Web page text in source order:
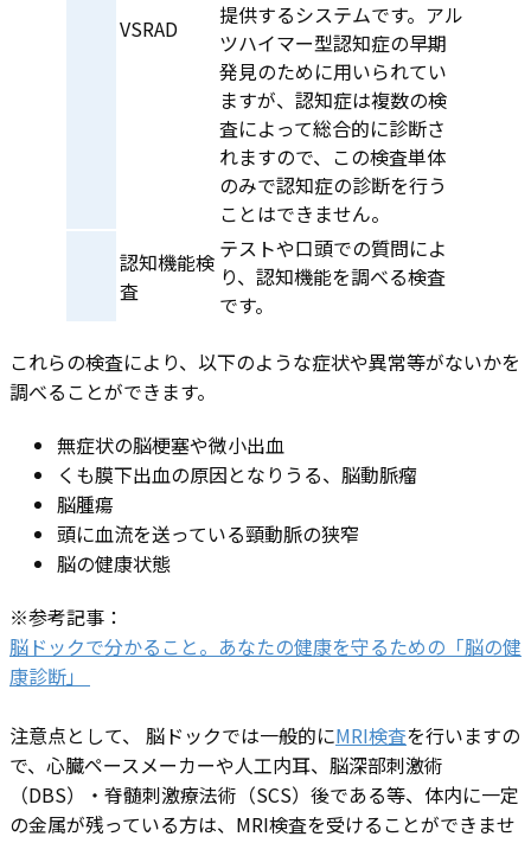
VSRAD
提供するシステムです。アル
ツハイマー型認知症の早期
発見のために用いられてい
ますが、認知症は複数の検
査によって総合的に診断さ
れますので、この検査単体
のみで認知症の診断を行う
ことはできません。
認知機能検
査
テストや口頭での質問によ
り、認知機能を調べる検査
です。
これらの検査により、以下のような症状や異常等がないかを
調べることができます。
無症状の脳梗塞や微小出血
くも膜下出血の原因となりうる、脳動脈瘤
脳腫瘍
頭に血流を送っている頸動脈の狭窄
脳の健康状態
※参考記事：
脳ドックで分かること。あなたの健康を守るための「脳の健
康診断」
注意点として、 脳ドックでは一般的にMRI検査を行いますの
で、心臓ペースメーカーや人工内耳、脳深部刺激術
（DBS）・脊髄刺激療法術（SCS）後である等、体内に一定
の金属が残っている方は、MRI検査を受けることができませ